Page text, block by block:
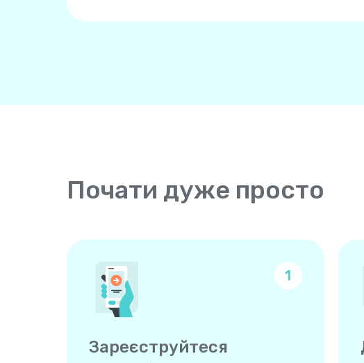
Почати дуже просто
1
Зареєструйтеся